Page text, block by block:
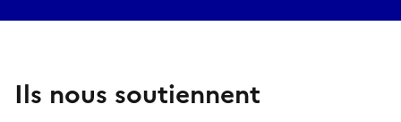
Ils nous soutiennent